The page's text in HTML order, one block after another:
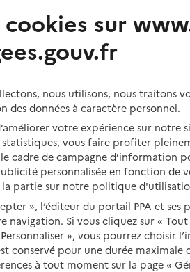
de soins à domicile
financières
son logement
à domicile avec une
ou un handicap
hospitalisé
de vie à domicile
Vivre dans
Vivre en
Autres
sur
nous utilisons, nous traitons
des données à caractère personnel.
votre expérience sur notre
statistiques, vous faire profiter
cadre de campagne d’information
personnalisée en fonction de
la partie sur notre politique
», l’éditeur du portail PPA et ses
Si vous cliquez sur « Tout
», vous pourrez choisir
conservé pour une durée maximale
à tout moment sur la page «